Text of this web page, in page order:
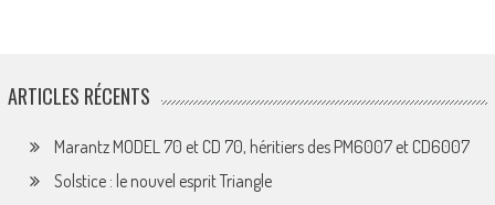
ARTICLES RÉCENTS
Marantz MODEL 70 et CD 70, héritiers des PM6007 et CD6007
Solstice : le nouvel esprit Triangle